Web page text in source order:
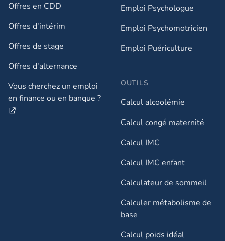
Offres en CDD
Offres d'intérim
Offres de stage
Offres d'alternance
Vous cherchez un emploi
en finance ou en banque ?
Emploi Psychologue
Emploi Psychomotricien
Emploi Puériculture
OUTILS
Calcul alcoolémie
Calcul congé maternité
Calcul IMC
Calcul IMC enfant
Calculateur de sommeil
Calculer métabolisme de
base
Calcul poids idéal